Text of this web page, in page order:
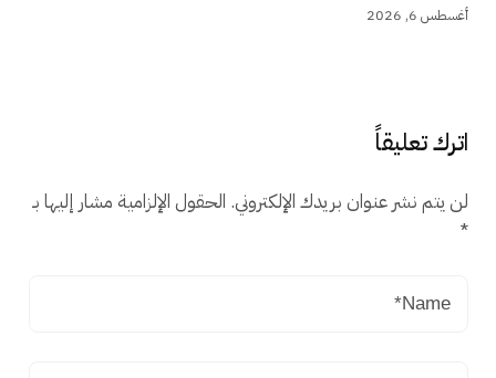
أغسطس 6, 2026
اترك تعليقاً
لن يتم نشر عنوان بريدك الإلكتروني. الحقول الإلزامية مشار إليها بـ
*